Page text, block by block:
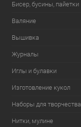
Бисер, бусины, пайетки
Валяние
Вышивка
Журналы
Иглы и булавки
Изготовление кукол
Наборы для творчества
Нитки, мулине